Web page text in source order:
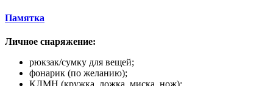
Памятка
Личное снаряжение:
рюкзак/сумку для вещей;
фонарик (по желанию);
КЛМН (кружка, ложка, миска, нож);